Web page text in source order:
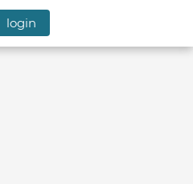
`
login
`
login